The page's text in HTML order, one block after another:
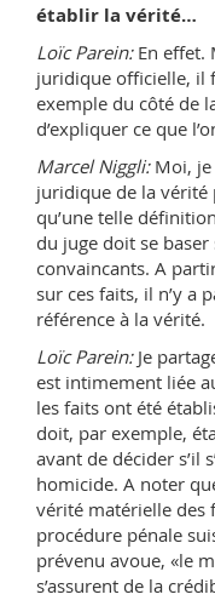
établir la vérité…
Loïc Parein:En effet.
juridique officielle, il
exemple du côté de
d’expliquer ce que
Marcel Niggli: Moi, je
juridique de la vérité
qu’une telle
du juge doit se
convaincants. A
sur ces faits, il n’y a
référence à la vérité.
Loïc Parein:Je
est intimement liée
les faits ont été
doit, par exemple,
avant de décider s’il
homicide. A noter
vérité matérielle des
procédure pénale
prévenu avoue, «le
s’assurent de la